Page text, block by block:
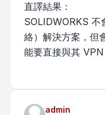
直譯結果：
SOLIDWORKS 不
絡）解決方案，但
能要直接與其 VPN
admin